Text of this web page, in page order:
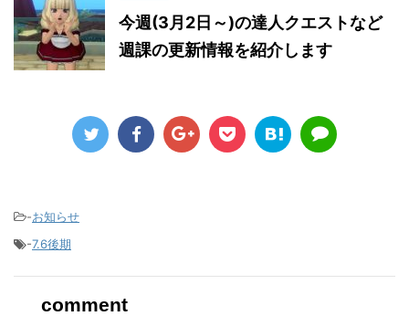
今週(3月2日～)の達人クエストなど
週課の更新情報を紹介します
-お知らせ
-7.6後期
comment